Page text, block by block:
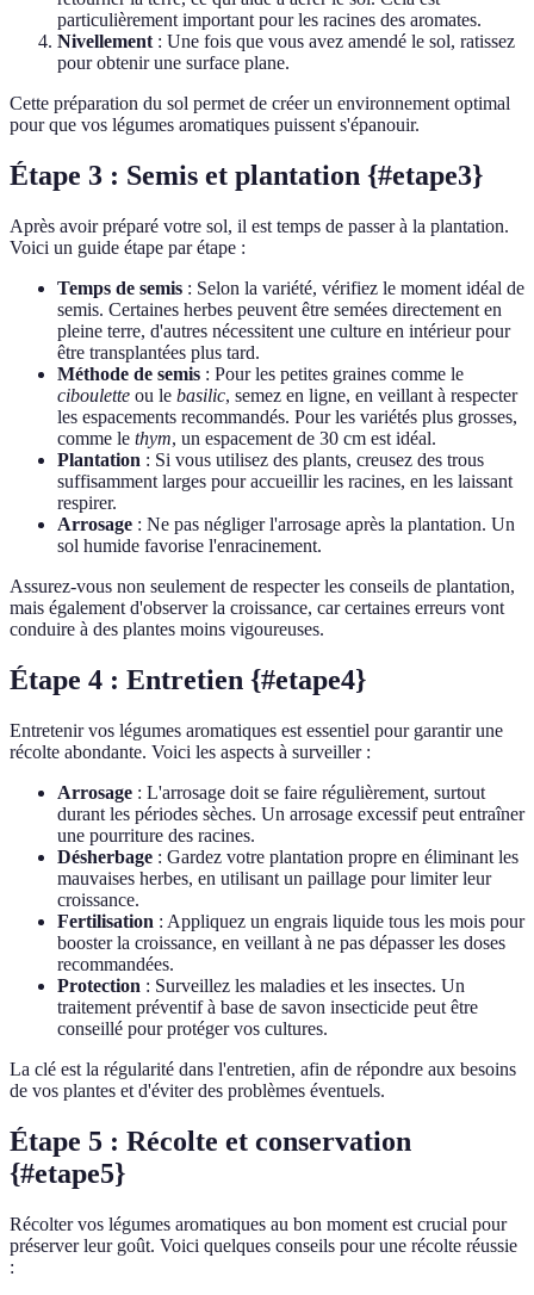
particulièrement important pour les racines des aromates.
Nivellement: Une fois que vous avez amendé le sol, ratissez
pour obtenir une surface plane.
Cette préparation du sol permet de créer un environnement optimal
pour que vos légumes aromatiques puissent s'épanouir.
Étape 3 : Semis et plantation {#etape3}
Après avoir préparé votre sol, il est temps de passer à la plantation.
Voici un guide étape par étape :
Temps de semis : Selon la variété, vérifiez le moment idéal de
semis. Certaines herbes peuvent être semées directement en
pleine terre, d'autres nécessitent une culture en intérieur pour
être transplantées plus tard.
Méthode de semis : Pour les petites graines comme le
ciboulette ou le basilic, semez en ligne, en veillant à respecter
les espacements recommandés. Pour les variétés plus grosses,
comme le thym, un espacement de 30 cm est idéal.
Plantation : Si vous utilisez des plants, creusez des trous
suffisamment larges pour accueillir les racines, en les laissant
respirer.
Arrosage : Ne pas négliger l'arrosage après la plantation. Un
sol humide favorise l'enracinement.
Assurez-vous non seulement de respecter les conseils de plantation,
mais également d'observer la croissance, car certaines erreurs vont
conduire à des plantes moins vigoureuses.
Étape 4 : Entretien {#etape4}
Entretenir vos légumes aromatiques est essentiel pour garantir une
récolte abondante. Voici les aspects à surveiller :
Arrosage : L'arrosage doit se faire régulièrement, surtout
durant les périodes sèches. Un arrosage excessif peut entraîner
une pourriture des racines.
Désherbage : Gardez votre plantation propre en éliminant les
mauvaises herbes, en utilisant un paillage pour limiter leur
croissance.
Fertilisation : Appliquez un engrais liquide tous les mois pour
booster la croissance, en veillant à ne pas dépasser les doses
recommandées.
Protection : Surveillez les maladies et les insectes. Un
traitement préventif à base de savon insecticide peut être
conseillé pour protéger vos cultures.
La clé est la régularité dans l'entretien, afin de répondre aux besoins
de vos plantes et d'éviter des problèmes éventuels.
Étape 5 : Récolte et conservation
{#etape5}
Récolter vos légumes aromatiques au bon moment est crucial pour
préserver leur goût. Voici quelques conseils pour une récolte réussie
: